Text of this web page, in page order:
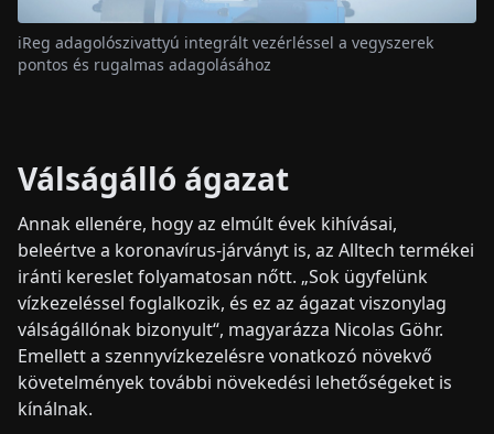
iReg adagolószivattyú integrált vezérléssel a vegyszerek
pontos és rugalmas adagolásához
Válságálló ágazat
Annak ellenére, hogy az elmúlt évek kihívásai,
beleértve a koronavírus-járványt is, az Alltech termékei
iránti kereslet folyamatosan nőtt. „Sok ügyfelünk
vízkezeléssel foglalkozik, és ez az ágazat viszonylag
válságállónak bizonyult“, magyarázza Nicolas Göhr.
Emellett a szennyvízkezelésre vonatkozó növekvő
követelmények további növekedési lehetőségeket is
kínálnak.